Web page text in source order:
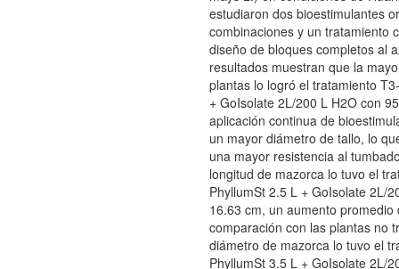
estudiaron dos bioestimulantes
combinaciones y un tratamiento
diseño de bloques completos al
resultados muestran que la
plantas lo logró el tratamiento
+ GoIsolate 2L/200 L H2O con
aplicación continua de
un mayor diámetro de tallo, lo
una mayor resistencia al
longitud de mazorca lo tuvo el
PhyllumSt 2.5 L + GoIsolate 2L/
16.63 cm, un aumento promedio
comparación con las plantas no
diámetro de mazorca lo tuvo el
PhyllumSt 3.5 L + GoIsolate 2L/